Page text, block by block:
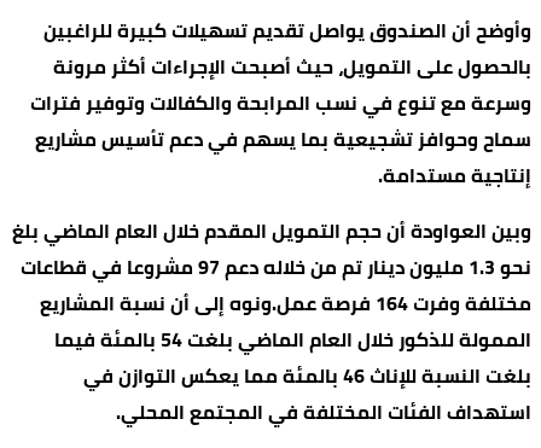
وأوضح أن الصندوق يواصل تقديم تسهيلات كبيرة للراغبين
بالحصول على التمويل، حيث أصبحت الإجراءات أكثر مرونة
وسرعة مع تنوع في نسب المرابحة والكفالات وتوفير فترات
سماح وحوافز تشجيعية بما يسهم في دعم تأسيس مشاريع
إنتاجية مستدامة.
وبين العواودة أن حجم التمويل المقدم خلال العام الماضي بلغ
نحو 1.3 مليون دينار تم من خلاله دعم 97 مشروعا في قطاعات
مختلفة وفرت 164 فرصة عمل.ونوه إلى أن نسبة المشاريع
الممولة للذكور خلال العام الماضي بلغت 54 بالمئة فيما
بلغت النسبة للإناث 46 بالمئة مما يعكس التوازن في
استهداف الفئات المختلفة في المجتمع المحلي.